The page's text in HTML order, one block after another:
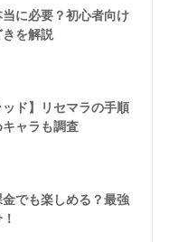
に必要？初心者向け
を解説
ッド】リセマラの手順
ャラも調査
でも楽しめる？最強